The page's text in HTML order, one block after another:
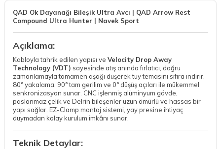
QAD Ok Dayanağı Bileşik Ultra Avcı | QAD Arrow Rest
Compound Ultra Hunter | Navek Sport
Açıklama:
Kabloyla tahrik edilen yapısı ve Velocity Drop Away
Technology (VDT) sayesinde atış anında fırlatıcı, doğru
zamanlamayla tamamen aşağı düşerek tüy temasını sıfıra indirir.
80° yakalama, 90° tam gerilim ve 0° düşüş açıları ile mükemmel
senkronizasyon sunar. CNC işlenmiş alüminyum gövde,
paslanmaz çelik ve Delrin bileşenler uzun ömürlü ve hassas bir
yapı sağlar. EZ-Clamp montaj sistemi, yay presine ihtiyaç
duymadan kolay kurulum imkânı sunar.
Teknik Detaylar: